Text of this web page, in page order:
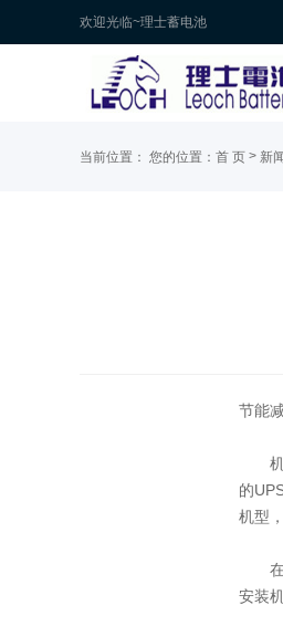
欢迎光临~理士蓄电池
当前位置： 您的位置： 首 页 > 新
节能
机房
的
机型
在机
安装